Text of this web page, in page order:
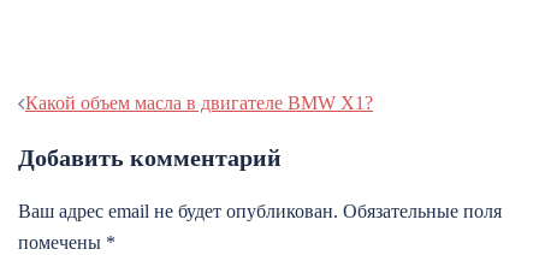
Навигация
Какой объем масла в двигателе BMW X1?
Добавить комментарий
Ваш адрес email не будет опубликован. Обязательные поля
помечены *